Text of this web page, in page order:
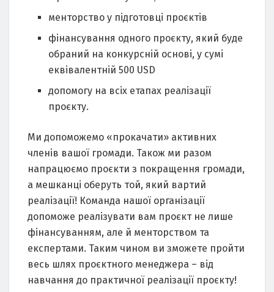
менторство у підготовці проєктів
фінансування одного проєкту, який буде
обраний на конкурсній основі, у сумі
еквівалентній 500 USD
допомогу на всіх етапах реалізації
проєкту.
Ми допоможемо «прокачати» активних
членів вашої громади. Також ми разом
напрацюємо проєкти з покращення громади,
а мешканці оберуть той, який вартий
реалізації! Команда нашої організації
допоможе реалізувати вам проєкт не лише
фінансуванням, але й менторством та
експертами. Таким чином ви зможете пройти
весь шлях проєктного менеджера – від
навчання до практичної реалізації проєкту!